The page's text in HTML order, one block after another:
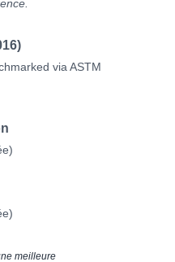
via ASTM
meilleure